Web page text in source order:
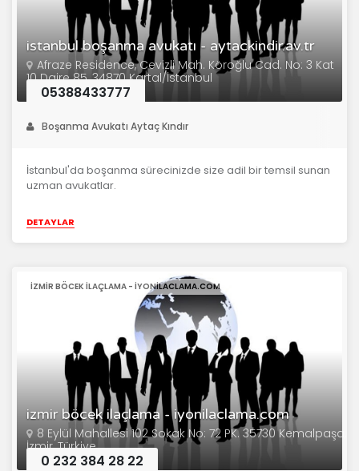
istanbul boşanma avukatı - aytackindir.av.tr
Afraze Residence, Cevizli Mah. Köroğlu Cad. No: 3 Kat
10 Daire 85, 34870 Kartal/İstanbul
05388433777
Boşanma Avukatı Aytaç Kındır
İstanbul'da boşanma sürecinizde size adil bir temsil sunan
uzman avukatlar.
DETAYLAR
izmir böcek ilaçlama - iyonilaclama.com
IZMIR BÖCEK ILAÇLAMA - IYONILACLAMA.COM
8 Eylül Mahallesi 102 Sokak No: 72 PK. 35730 Kemalpaşa,
İzmir, Türkiye
0 232 384 28 22